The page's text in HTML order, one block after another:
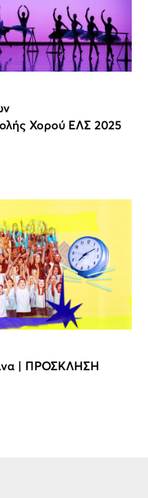
Χορού ΕΛΣ 2025
| ΠΡΟΣΚΛΗΣΗ